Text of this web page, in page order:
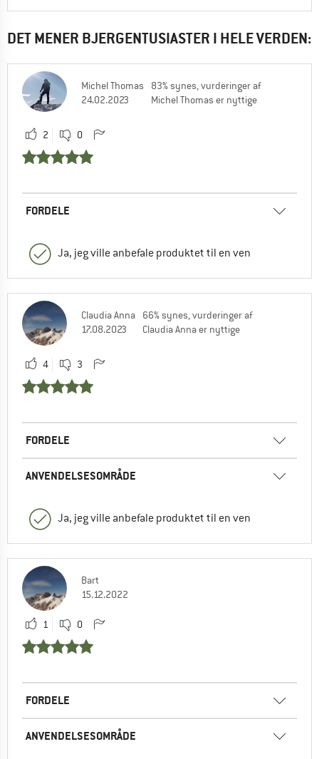
DET MENER BJERGENTUSIASTER I HELE VERDEN:
Michel Thomas
24.02.2023
83% synes, vurderinger af
Michel Thomas er nyttige
2 0
FORDELE
Ja, jeg ville anbefale produktet til en ven
Claudia Anna
17.08.2023
66% synes, vurderinger af
Claudia Anna er nyttige
4 3
FORDELE
ANVENDELSESOMRÅDE
Ja, jeg ville anbefale produktet til en ven
Bart
15.12.2022
1 0
FORDELE
ANVENDELSESOMRÅDE